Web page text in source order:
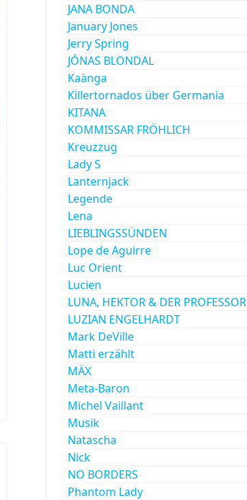
JANA BONDA
January Jones
Jerry Spring
JÓNAS BLONDAL
Kaänga
Killertornados über Germania
KITANA
KOMMISSAR FRÖHLICH
Kreuzzug
Lady S
Lanternjack
Legende
Lena
LIEBLINGSSÜNDEN
Lope de Aguirre
Luc Orient
Lucien
LUNA, HEKTOR & DER PROFESSOR
LUZIAN ENGELHARDT
Mark DeVille
Matti erzählt
MÄX
Meta-Baron
Michel Vaillant
Musik
Natascha
Nick
NO BORDERS
Phantom Lady